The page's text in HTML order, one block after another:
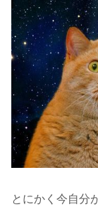
とにかく今自分